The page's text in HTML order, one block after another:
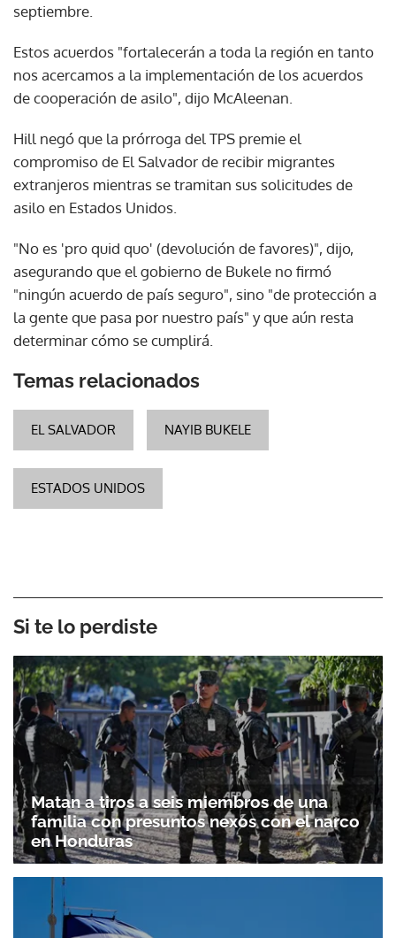
septiembre.
Estos acuerdos "fortalecerán a toda la región en tanto
nos acercamos a la implementación de los acuerdos
de cooperación de asilo", dijo McAleenan.
Hill negó que la prórroga del TPS premie el
compromiso de El Salvador de recibir migrantes
extranjeros mientras se tramitan sus solicitudes de
asilo en Estados Unidos.
"No es 'pro quid quo' (devolución de favores)", dijo,
asegurando que el gobierno de Bukele no firmó
"ningún acuerdo de país seguro", sino "de protección a
la gente que pasa por nuestro país" y que aún resta
determinar cómo se cumplirá.
Temas relacionados
EL SALVADOR NAYIB BUKELE
ESTADOS UNIDOS
Si te lo perdiste
Matan a tiros a seis miembros de una
familia con presuntos nexos con el narco
en Honduras